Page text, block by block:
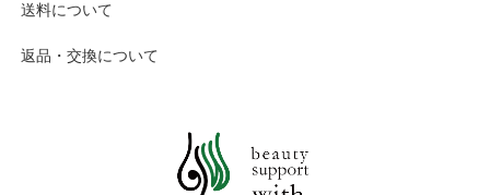
送料について
返品・交換について